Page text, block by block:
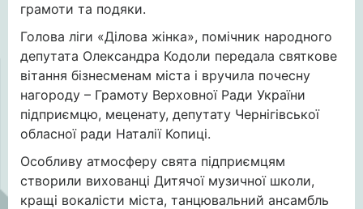
грамоти та подяки.
Голова ліги «Ділова жінка», помічник народного
депутата Олександра Кодоли передала святкове
вітання бізнесменам міста і вручила почесну
нагороду – Грамоту Верховної Ради України
підприємцю, меценату, депутату Чернігівської
обласної ради Наталії Копиці.
Особливу атмосферу свята підприємцям
створили вихованці Дитячої музичної школи,
кращі вокалісти міста, танцювальний ансамбль